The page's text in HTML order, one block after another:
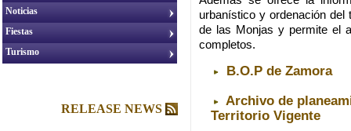
Noticias
Fiestas
Turismo
RELEASE NEWS
urbanístico y ordenación del
de las Monjas y permite el
completos.
B.O.P de Zamora
Archivo de
Territorio Vigente